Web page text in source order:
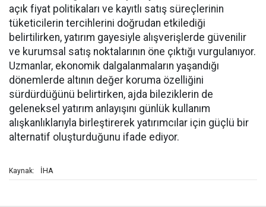
açık fiyat politikaları ve kayıtlı satış süreçlerinin
tüketicilerin tercihlerini doğrudan etkilediği
belirtilirken, yatırım gayesiyle alışverişlerde güvenilir
ve kurumsal satış noktalarının öne çıktığı vurgulanıyor.
Uzmanlar, ekonomik dalgalanmaların yaşandığı
dönemlerde altının değer koruma özelliğini
sürdürdüğünü belirtirken, ajda bileziklerin de
geleneksel yatırım anlayışını günlük kullanım
alışkanlıklarıyla birleştirerek yatırımcılar için güçlü bir
alternatif oluşturduğunu ifade ediyor.
Kaynak: İHA